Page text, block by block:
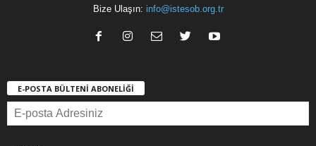
Bize Ulaşın: info@istesob.org.tr
E-POSTA BÜLTENİ ABONELİĞİ